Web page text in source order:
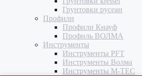
Грунтовки русеан
Профили
Профили Кнауф
Профиль ВОЛМА
Инструменты
Инструменты PFT
Инструменты Волма
Инструменты M-TEC